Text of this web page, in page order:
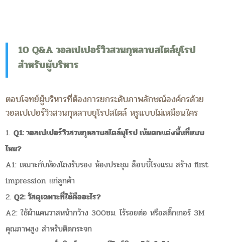
10 Q&A วอลเปเปอร์วิวสวนกุหลาบสไตล์ยุโรป
สำหรับผู้บริหาร
ตอบโจทย์ผู้บริหารที่ต้องการยกระดับภาพลักษณ์องค์กรด้วย
วอลเปเปอร์วิวสวนกุหลาบยุโรปสไตล์ หรูแบบไม่เหมือนใคร
Q1: วอลเปเปอร์วิวสวนกุหลาบสไตล์ยุโรป เน้นตกแต่งพื้นที่แบบ
ไหน?
A1: เหมาะกับห้องโถงรับรอง ห้องประชุม ล็อบบี้โรงแรม สร้าง first
impression แก่ลูกค้า
Q2: วัสดุเฉพาะที่ใช้คืออะไร?
A2: ใช้ผ้าแคนวาสหน้ากว้าง 300ซม. ไร้รอยต่อ หรือสติ๊กเกอร์ 3M
คุณภาพสูง สำหรับติดกระจก